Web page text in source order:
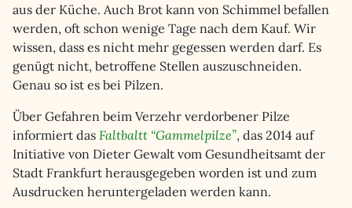
aus der Küche. Auch Brot kann von Schimmel befallen
werden, oft schon wenige Tage nach dem Kauf. Wir
wissen, dass es nicht mehr gegessen werden darf. Es
genügt nicht, betroffene Stellen auszuschneiden.
Genau so ist es bei Pilzen.
Über Gefahren beim Verzehr verdorbener Pilze
informiert das Faltbaltt “Gammelpilze”, das 2014 auf
Initiative von Dieter Gewalt vom Gesundheitsamt der
Stadt Frankfurt herausgegeben worden ist und zum
Ausdrucken heruntergeladen werden kann.